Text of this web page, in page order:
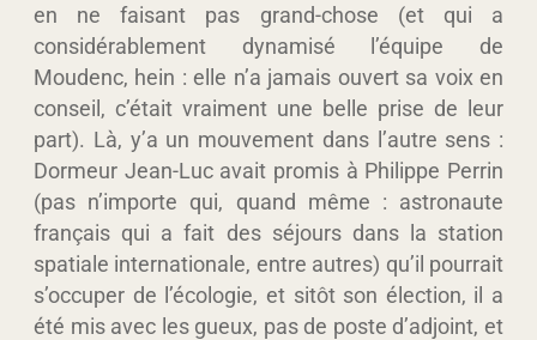
en ne faisant pas grand-chose (et qui a
considérablement dynamisé l’équipe de
Moudenc, hein : elle n’a jamais ouvert sa voix en
conseil, c’était vraiment une belle prise de leur
part). Là, y’a un mouvement dans l’autre sens :
Dormeur Jean-Luc avait promis à Philippe Perrin
(pas n’importe qui, quand même : astronaute
français qui a fait des séjours dans la station
spatiale internationale, entre autres) qu’il pourrait
s’occuper de l’écologie, et sitôt son élection, il a
été mis avec les gueux, pas de poste d’adjoint, et